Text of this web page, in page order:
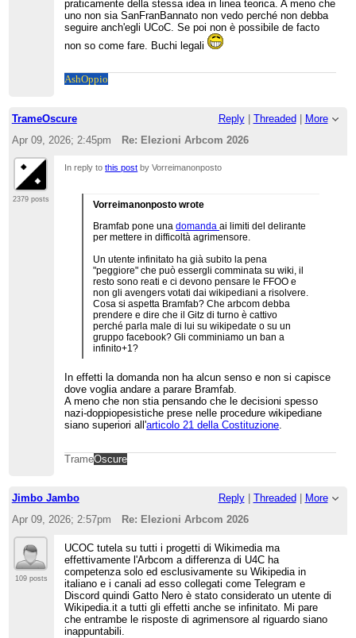
praticamente della stessa idea in linea teorica. A meno che
uno non sia SanFranBannato non vedo perché non debba
seguire anch'egli UCoC. Se poi non è possibile de facto
non so come fare. Buchi legali
AshOppio
TrameOscure Reply| Threaded
More
Apr 09, 2026; 2:45pm
Re: Elezioni Arbcom 2026
2379 posts
In reply tothis post by Vorreimanonposto
Vorreimanonposto wrote
Bramfab pone unadomandaai limiti del delirante
per mettere in difficoltà agrimensore.
Un utente infinitato ha già subito la pena
"peggiore" che può essergli comminata su wiki, il
resto sono reati e ci devono pensare le FFOO e
non gli avengers votati dai wikipediani a risolvere.
Cosa si aspetta Bramfab? Che arbcom debba
prendere e dire che il Gitz di turno è cattivo
perché parla male di lui su wikipedate o su un
gruppo facebook? Gli comminiamo un ban a
infinito+1?
In effetti la domanda non ha alcun senso e non si capisce
dove voglia andare a parare Bramfab.
A meno che non stia pensando che le decisioni spesso
nazi-doppiopesistiche prese nelle procedure wikipediane
siano superiori all'articolo 21 della Costituzione.
TrameOscure
Jimbo Jambo Reply| Threaded
More
Apr 09, 2026; 2:57pm
Re: Elezioni Arbcom 2026
109 posts
UCOC tutela su tutti i progetti di Wikimedia ma
effettivamente l'Arbcom a differenza di U4C ha
competenza solo ed esclusivamente su Wikipedia in
italiano e i canali ad esso collegati come Telegram e
Discord quindi Gatto Nero è stato considerato un utente di
Wikipedia.it a tutti gli effetti anche se infinitato. Mi pare
che entrambe le risposte di agrimensore al riguardo siano
inappuntabili.